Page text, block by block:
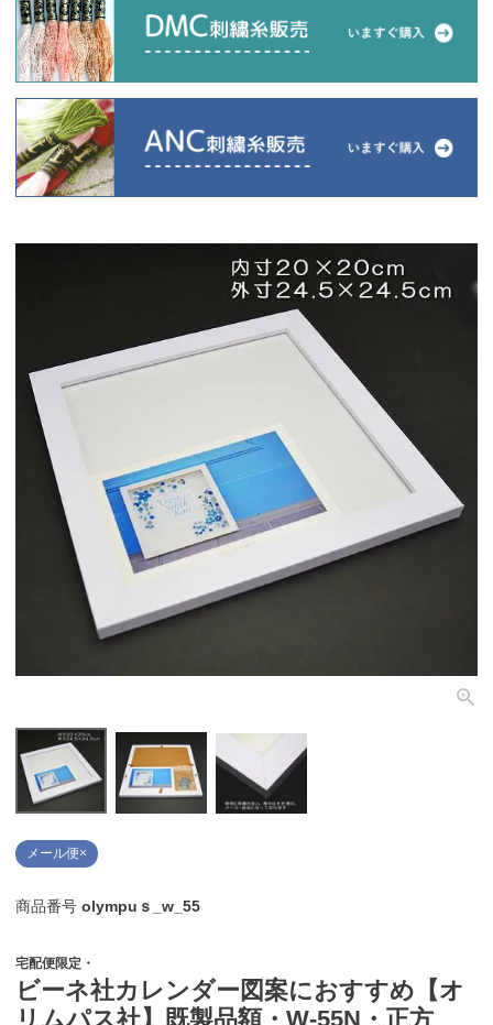
当店について
よくあるご質問
ご利用ガイド
新規会員登録
会員規約について
特定商取引法について
個人情報取り扱いについて
閉じる
メール便×
商品番号 olympuｓ_w_55
宅配便限定・
ビーネ社カレンダー図案におすすめ【オ
リムパス社】既製品額・W-55N・正方